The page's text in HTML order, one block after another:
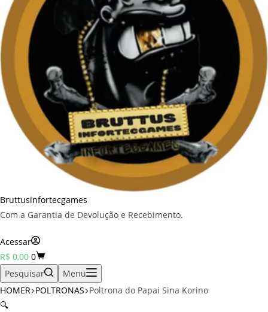
Bruttusinfortecgames
Com a Garantia de Devolução e Recebimento.
Acessar
Carrinho
R$ 0,00 0
Pesquisar
Menu
HOMER POLTRONAS Poltrona do Papai Sina Korino
🔍